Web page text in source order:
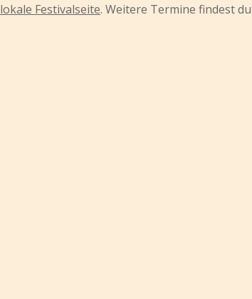
lokale Festivalseite. Weitere Termine findest